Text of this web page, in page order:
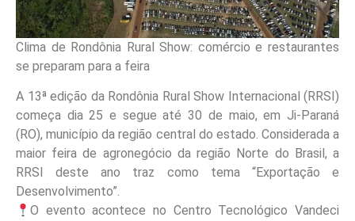
Clima de Rondônia Rural Show: comércio e restaurantes
se preparam para a feira
A 13ª edição da Rondônia Rural Show Internacional (RRSI)
começa dia 25 e segue até 30 de maio, em Ji-Paraná
(RO), município da região central do estado. Considerada a
maior feira de agronegócio da região Norte do Brasil, a
RRSI deste ano traz como tema “Exportação e
Desenvolvimento”.
O evento acontece no Centro Tecnológico Vandeci